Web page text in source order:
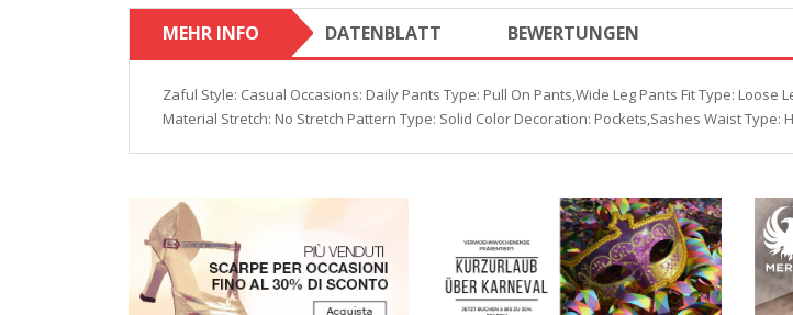
MEHR INFO DATENBLATT BEWERTUNGEN
Zaful Style: Casual Occasions: Daily Pants Type: Pull On Pants,Wide Leg Pants Fit Type:
Material Stretch: No Stretch Pattern Type: Solid Color Decoration: Pockets,Sashes Waist Type: